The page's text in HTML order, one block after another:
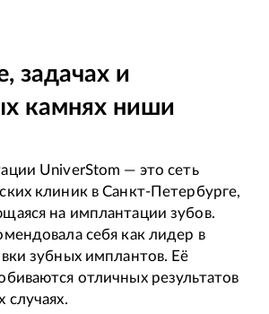
задачах и
камнях ниши
UniverStom — это сеть
клиник в Санкт-Петербурге,
на имплантации зубов.
себя как лидер в
зубных имплантов. Её
отличных результатов
случаях.